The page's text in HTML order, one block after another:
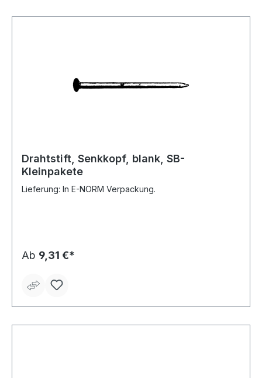
Drahtstift, Senkkopf, blank, SB-
Kleinpakete
Lieferung: In E-NORM Verpackung.
Ab 9,31 €*